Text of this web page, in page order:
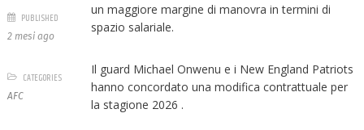
un maggiore margine di manovra in termini di
spazio salariale.
Il guard Michael Onwenu e i New England Patriots
hanno concordato una modifica contrattuale per
la stagione 2026 .
PUBLISHED
2 mesi ago
CATEGORIES
AFC